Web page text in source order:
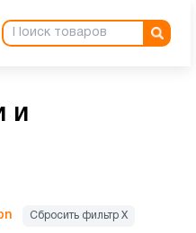
и
Сбросить фильтр Х